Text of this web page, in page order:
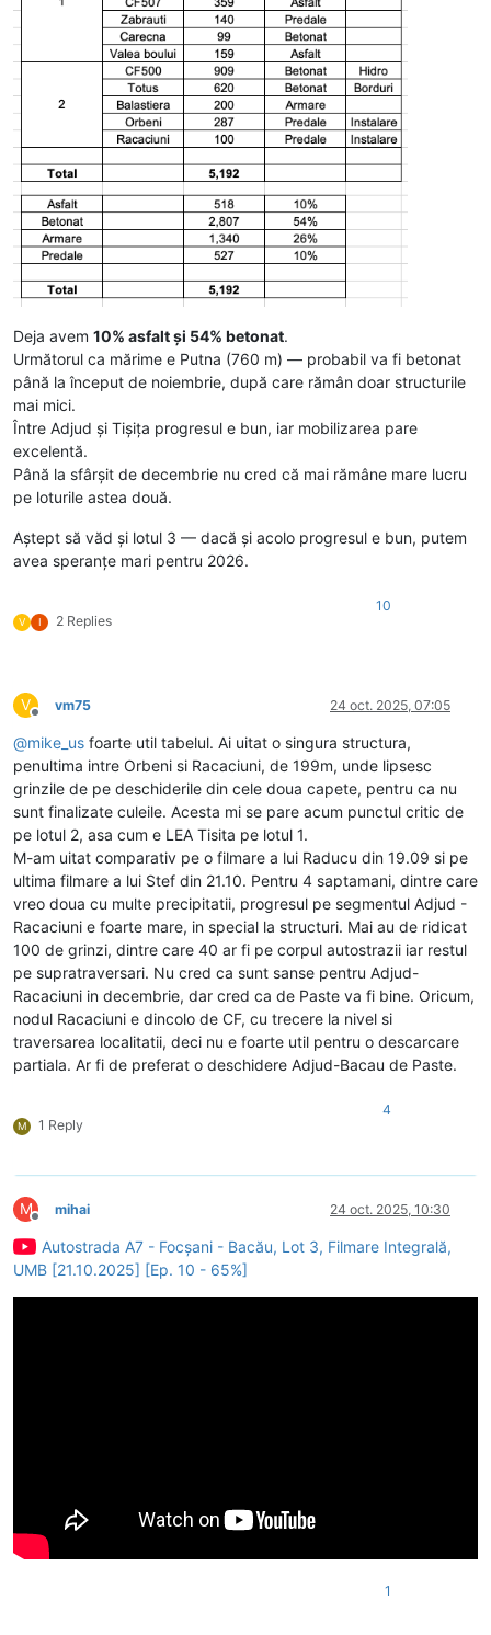
Deja avem 10% asfalt și 54% betonat.
Următorul ca mărime e Putna (760 m) — probabil va fi betonat
până la început de noiembrie, după care rămân doar structurile
mai mici.
Între Adjud și Tișița progresul e bun, iar mobilizarea pare
excelentă.
Până la sfârșit de decembrie nu cred că mai rămâne mare lucru
pe loturile astea două.
Aștept să văd și lotul 3 — dacă și acolo progresul e bun, putem
avea speranțe mari pentru 2026.
V I 2 Replies
10
V
Deconectat
vm75 24 oct. 2025, 07:05
@mike_us foarte util tabelul. Ai uitat o singura structura,
penultima intre Orbeni si Racaciuni, de 199m, unde lipsesc
grinzile de pe deschiderile din cele doua capete, pentru ca nu
sunt finalizate culeile. Acesta mi se pare acum punctul critic de
pe lotul 2, asa cum e LEA Tisita pe lotul 1.
M-am uitat comparativ pe o filmare a lui Raducu din 19.09 si pe
ultima filmare a lui Stef din 21.10. Pentru 4 saptamani, dintre care
vreo doua cu multe precipitatii, progresul pe segmentul Adjud -
Racaciuni e foarte mare, in special la structuri. Mai au de ridicat
100 de grinzi, dintre care 40 ar fi pe corpul autostrazii iar restul
pe supratraversari. Nu cred ca sunt sanse pentru Adjud-
Racaciuni in decembrie, dar cred ca de Paste va fi bine. Oricum,
nodul Racaciuni e dincolo de CF, cu trecere la nivel si
traversarea localitatii, deci nu e foarte util pentru o descarcare
partiala. Ar fi de preferat o deschidere Adjud-Bacau de Paste.
M 1 Reply
4
M
Deconectat
mihai 24 oct. 2025, 10:30
Autostrada A7 - Focșani - Bacău, Lot 3, Filmare Integrală,
UMB [21.10.2025] [Ep. 10 - 65%]
1